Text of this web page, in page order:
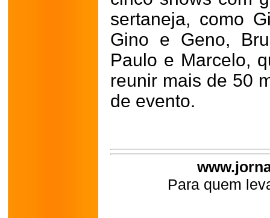
sertaneja, como
Gino e Geno,
Paulo e Marcelo,
reunir mais de 50
de evento.
Para quem